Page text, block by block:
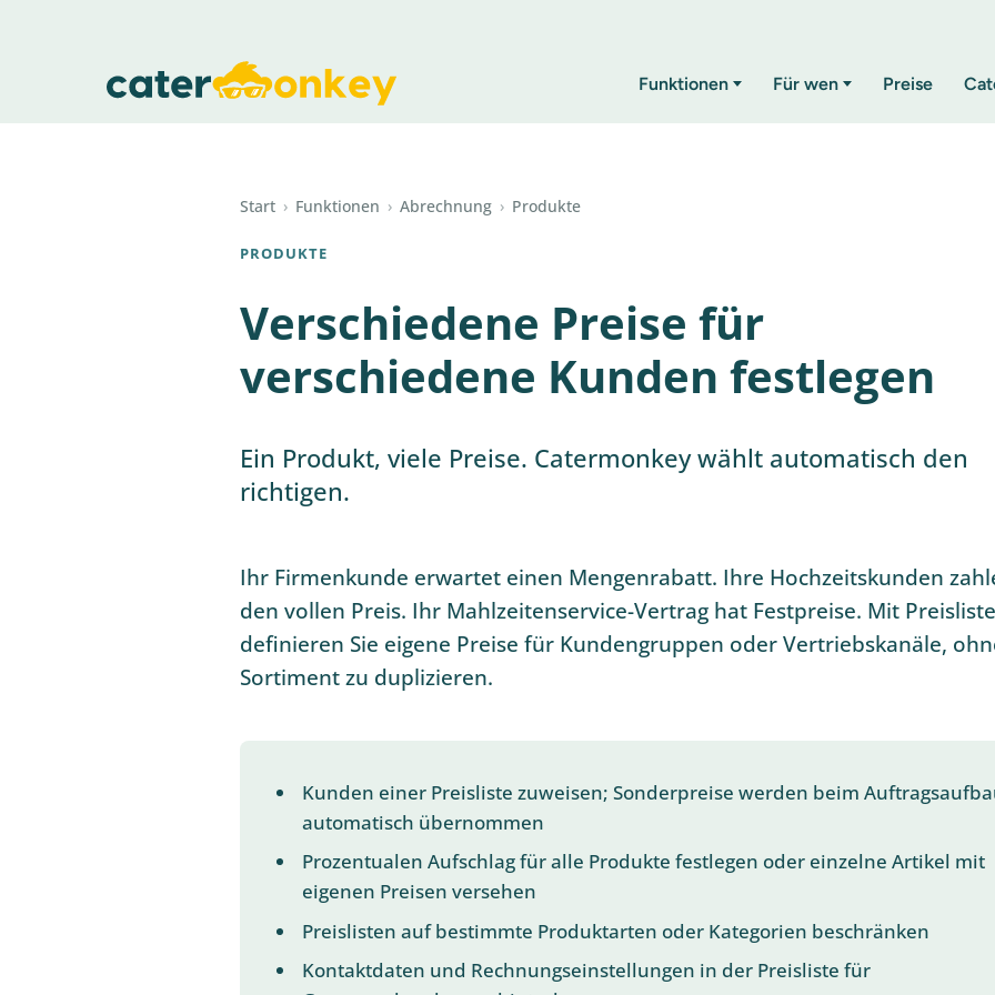
Funktionen Für wen Preise
Start › Funktionen › Abrechnung › Produkte
PRODUKTE
Verschiedene Preise für
verschiedene Kunden festlegen
Ein Produkt, viele Preise. Catermonkey wählt automatisch den
richtigen.
Ihr Firmenkunde erwartet einen Mengenrabatt. Ihre Hochzeitskunden
den vollen Preis. Ihr Mahlzeitenservice-Vertrag hat Festpreise. Mit
definieren Sie eigene Preise für Kundengruppen oder Vertriebskanäle,
Sortiment zu duplizieren.
Kunden einer Preisliste zuweisen; Sonderpreise werden beim
automatisch übernommen
Prozentualen Aufschlag für alle Produkte festlegen oder einzelne Artikel mit
eigenen Preisen versehen
Preislisten auf bestimmte Produktarten oder Kategorien beschränken
Kontaktdaten und Rechnungseinstellungen in der Preisliste für